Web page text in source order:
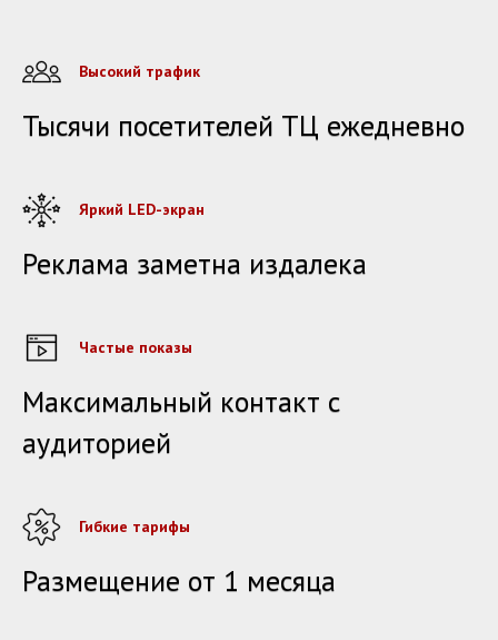
Высокий трафик
Тысячи посетителей ТЦ ежедневно
Яркий LED-экран
Реклама заметна издалека
Частые показы
Максимальный контакт с
аудиторией
Гибкие тарифы
Размещение от 1 месяца